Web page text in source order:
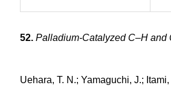
52. Palladium-Catalyzed C–H and
Uehara, T. N.; Yamaguchi, J.; Itami,